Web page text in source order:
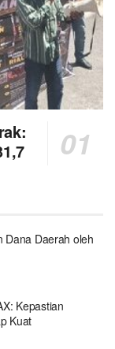
Dana Daerah oleh
Kepastian
Kuat